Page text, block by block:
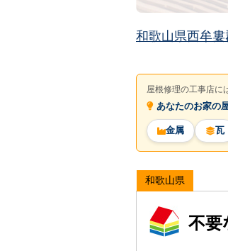
和歌山県西牟
屋根修理の工事店に
あなたのお家の
金属 瓦
和歌山県
不要